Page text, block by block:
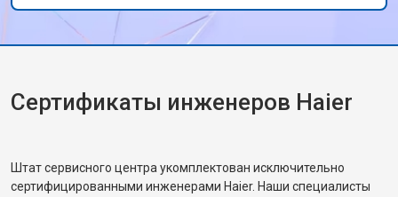
стиральная машина работает как новая!
Сертификаты инженеров Haier
Штат сервисного центра укомплектован исключительно
сертифицированными инженерами Haier. Наши специалисты